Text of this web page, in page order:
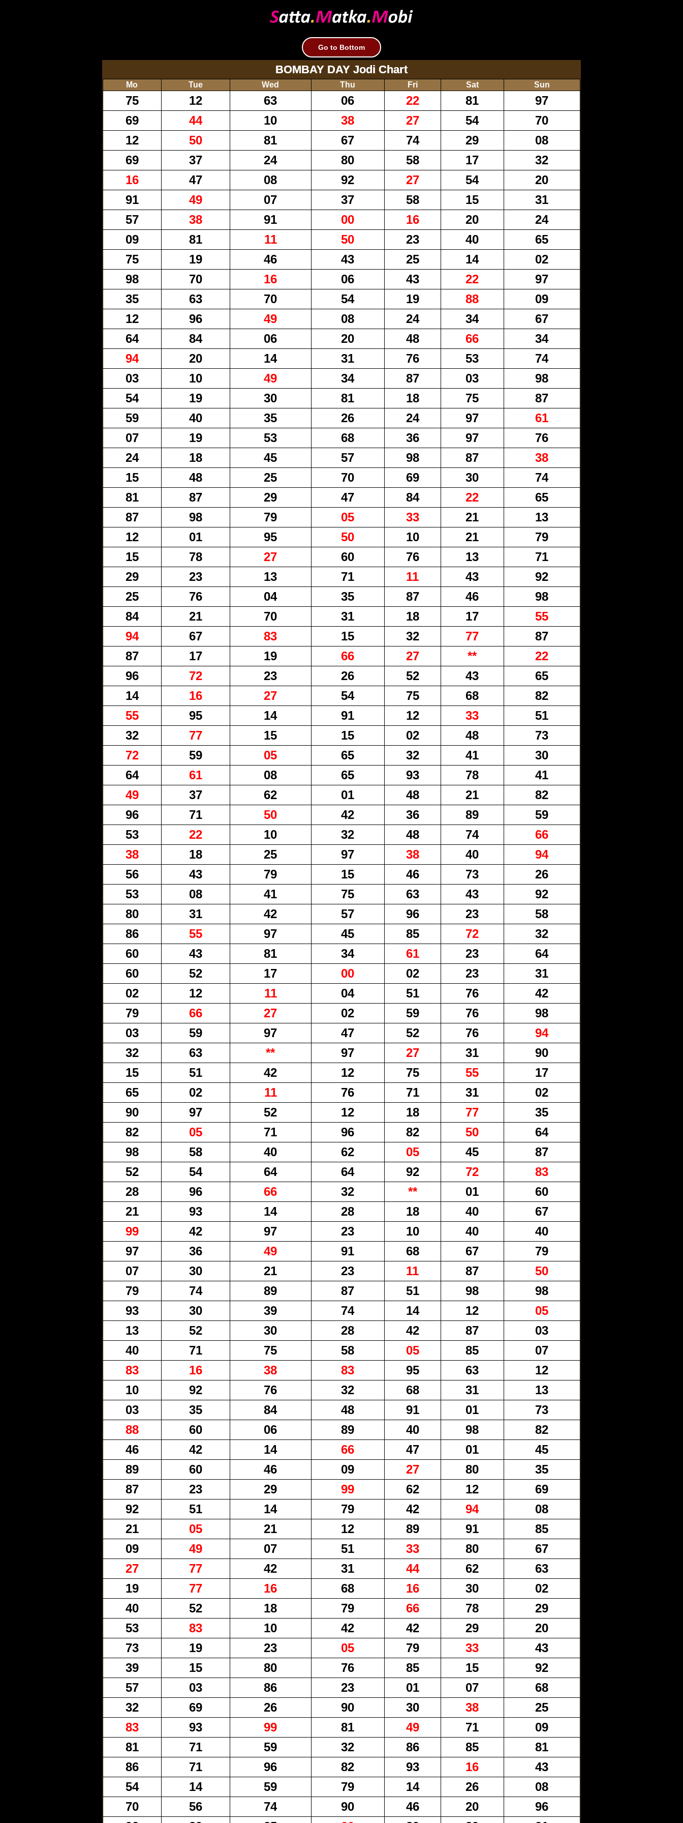
Go to Bottom
BOMBAY DAY Jodi Chart
Mo Tue Wed Thu Fri Sat Sun
75 12 63 06 22 81
97
69
44 10 38 27 54
70
12
50 81 67 74 29
08
69
37 24 80 58 17
32
16
47 08 92 27 54
20
91
49 07 37 58 15
31
57
38 91 00 16 20
24
09
81 11 50 23 40
65
75
19 46 43 25 14
02
98
70 16 06 43 22
97
35
63 70 54 19 88
09
12
96 49 08 24 34
67
64
84 06 20 48 66
34
94
20 14 31 76 53
74
03
10 49 34 87 03
98
54
19 30 81 18 75
87
59
40 35 26 24 97
61
07
19 53 68 36 97
76
24
18 45 57 98 87
38
15
48 25 70 69 30
74
81
87 29 47 84 22
65
87
98 79 05 33 21
13
12
01 95 50 10 21
79
15
78 27 60 76 13
71
29
23 13 71 11 43
92
25
76 04 35 87 46
98
84
21 70 31 18 17
55
94
67 83 15 32 77
87
87
17 19 66 27 **
22
96
72 23 26 52 43
65
14
16 27 54 75 68
82
55
95 14 91 12 33
51
32
77 15 15 02 48
73
72
59 05 65 32 41
30
64
61 08 65 93 78
41
49
37 62 01 48 21
82
96
71 50 42 36 89
59
53
22 10 32 48 74
66
38
18 25 97 38 40
94
56
43 79 15 46 73
26
53
08 41 75 63 43
92
80
31 42 57 96 23
58
86
55 97 45 85 72
32
60
43 81 34 61 23
64
60
52 17 00 02 23
31
02
12 11 04 51 76
42
79
66 27 02 59 76
98
03
59 97 47 52 76
94
32
63 ** 97 27 31
90
15
51 42 12 75 55
17
65
02 11 76 71 31
02
90
97 52 12 18 77
35
82
05 71 96 82 50
64
98
58 40 62 05 45
87
52
54 64 64 92 72
83
28
96 66 32 ** 01
60
21
93 14 28 18 40
67
99
42 97 23 10 40
40
97
36 49 91 68 67
79
07
30 21 23 11 87
50
79
74 89 87 51 98
98
93
30 39 74 14 12
05
13
52 30 28 42 87
03
40
71 75 58 05 85
07
83
16 38 83 95 63
12
10
92 76 32 68 31
13
03
35 84 48 91 01
73
88
60 06 89 40 98
82
46
42 14 66 47 01
45
89
60 46 09 27 80
35
87
23 29 99 62 12
69
92
51 14 79 42 94
08
21
05 21 12 89 91
85
09
49 07 51 33 80
67
27
77 42 31 44 62
63
19
77 16 68 16 30
02
40
52 18 79 66 78
29
53
83 10 42 42 29
20
73
19 23 05 79 33
43
39
15 80 76 85 15
92
57
03 86 23 01 07
68
32
69 26 90 30 38
25
83
93 99 81 49 71
09
81
71 59 32 86 85
81
86
71 96 82 93 16
43
54
14 59 79 14 26
08
70
56 74 90 46 20
96